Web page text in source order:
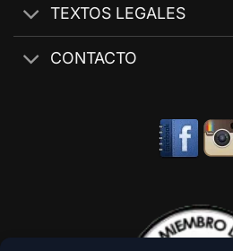
TEXTOS LEGALES
CONTACTO